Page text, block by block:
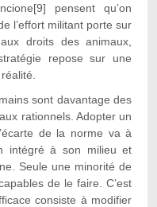
pensent qu’on
l’effort militant porte sur
droits des animaux,
repose sur une
sont davantage des
rationnels. Adopter un
de la norme va à
intégré à son milieu et
Seule une minorité de
de le faire. C’est
consiste à modifier